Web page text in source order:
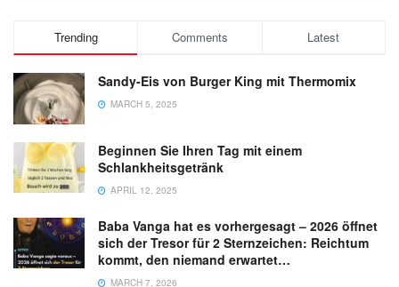
Trending Comments Latest
Sandy-Eis von Burger King mit Thermomix
MARCH 5, 2025
Beginnen Sie Ihren Tag mit einem
Schlankheitsgetränk
APRIL 12, 2025
Baba Vanga hat es vorhergesagt – 2026 öffnet
sich der Tresor für 2 Sternzeichen: Reichtum
kommt, den niemand erwartet…
MARCH 7, 2026